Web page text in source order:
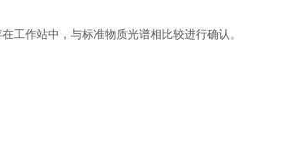
工作站中，与标准物质光谱相比较进行确认。